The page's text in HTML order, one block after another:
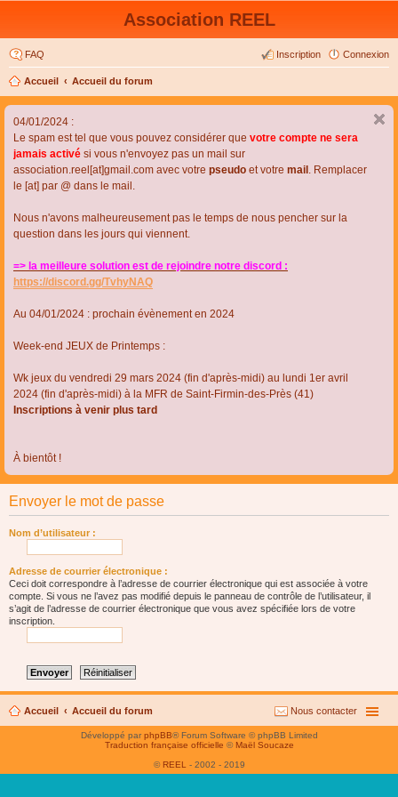
Association REEL
FAQ Connexion
Inscription
Accueil Accueil du forum
04/01/2024 :
Le spam est tel que vous pouvez considérer que votre compte ne sera
jamais activé si vous n'envoyez pas un mail sur
association.reel[at]gmail.com avec votre pseudo et votre mail . Remplacer
le [at] par @ dans le mail.
Nous n'avons malheureusement pas le temps de nous pencher sur la
question dans les jours qui viennent.
=> la meilleure solution est de rejoindre notre discord :
https://discord.gg/TvhyNAQ
Au 04/01/2024 : prochain évènement en 2024
Week-end JEUX de Printemps :
Wk jeux du vendredi 29 mars 2024 (fin d'après-midi) au lundi 1er avril
2024 (fin d'après-midi) à la MFR de Saint-Firmin-des-Près (41)
Inscriptions à venir plus tard
À bientôt !
Envoyer le mot de passe
Nom d’utilisateur :
Adresse de courrier électronique :
Ceci doit correspondre à l’adresse de courrier électronique qui est associée à votre
compte. Si vous ne l’avez pas modifié depuis le panneau de contrôle de l’utilisateur, il
s’agit de l’adresse de courrier électronique que vous avez spécifiée lors de votre
inscription.
Accueil Accueil du forum Nous contacter
Développé parphpBB® Forum Software © phpBB Limited
Traduction française officielle © Maël Soucaze
© REEL - 2002 - 2019